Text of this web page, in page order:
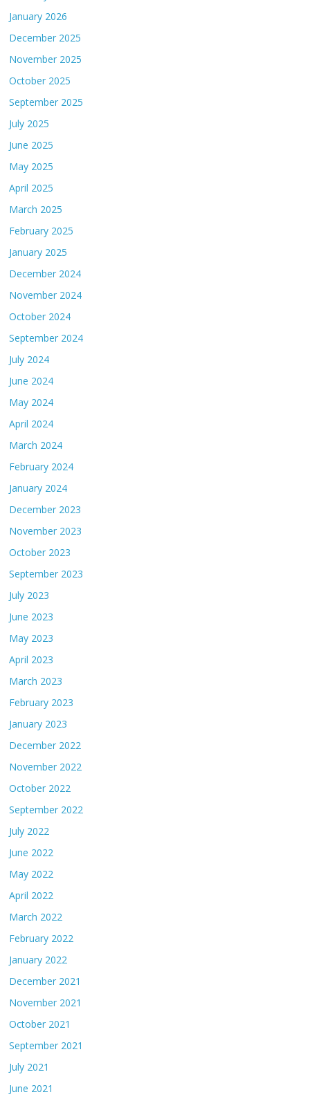
January 2026
December 2025
November 2025
October 2025
September 2025
July 2025
June 2025
May 2025
April 2025
March 2025
February 2025
January 2025
December 2024
November 2024
October 2024
September 2024
July 2024
June 2024
May 2024
April 2024
March 2024
February 2024
January 2024
December 2023
November 2023
October 2023
September 2023
July 2023
June 2023
May 2023
April 2023
March 2023
February 2023
January 2023
December 2022
November 2022
October 2022
September 2022
July 2022
June 2022
May 2022
April 2022
March 2022
February 2022
January 2022
December 2021
November 2021
October 2021
September 2021
July 2021
June 2021